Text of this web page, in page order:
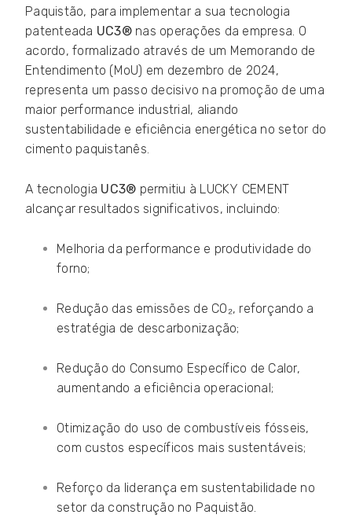
Paquistão, para implementar a sua tecnologia
patenteada UC3®nas operações da empresa. O
acordo, formalizado através de um Memorando de
Entendimento (MoU) em dezembro de 2024,
representa um passo decisivo na promoção de uma
maior performance industrial, aliando
sustentabilidade e eficiência energética no setor do
cimento paquistanês.
A tecnologia UC3® permitiu à LUCKY CEMENT
alcançar resultados significativos, incluindo:
Melhoria da performance e produtividade do
forno;
Redução das emissões de CO₂, reforçando a
estratégia de descarbonização;
Redução do Consumo Específico de Calor,
aumentando a eficiência operacional;
Otimização do uso de combustíveis fósseis,
com custos específicos mais sustentáveis;
Reforço da liderança em sustentabilidade no
setor da construção no Paquistão.